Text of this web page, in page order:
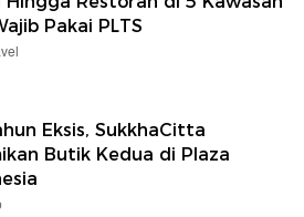
Pakai PLTS
Eksis, SukkhaCitta
Butik Kedua di Plaza